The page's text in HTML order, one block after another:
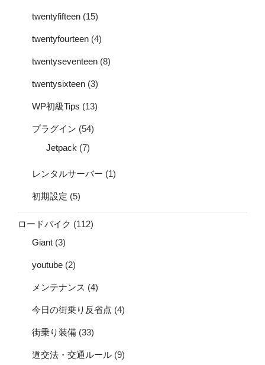
twentyfifteen (15)
twentyfourteen (4)
twentyseventeen (8)
twentysixteen (3)
WP初級Tips (13)
プラグイン (54)
Jetpack (7)
レンタルサーバー (1)
初期設定 (5)
ロードバイク (112)
Giant (3)
youtube (2)
メンテナンス (4)
今日の街乗り反省点 (4)
街乗り装備 (33)
道交法・交通ルール (9)